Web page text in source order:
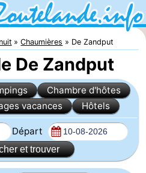
Chaumières De Zandput
De Zandput
Chambre d'hôtes
vacances Hôtels
Départ
et trouver